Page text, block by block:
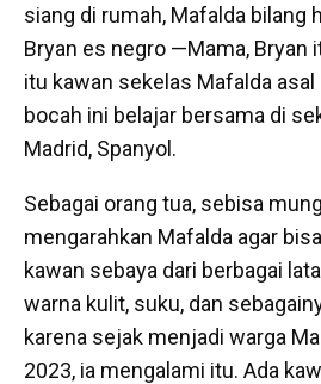
siang di rumah, Mafalda bilang
Bryan es negro —Mama, Bryan
itu kawan sekelas Mafalda asal
bocah ini belajar bersama di
Madrid, Spanyol.
Sebagai orang tua, sebisa
mengarahkan Mafalda agar
kawan sebaya dari berbagai
warna kulit, suku, dan
karena sejak menjadi warga
2023, ia mengalami itu. Ada